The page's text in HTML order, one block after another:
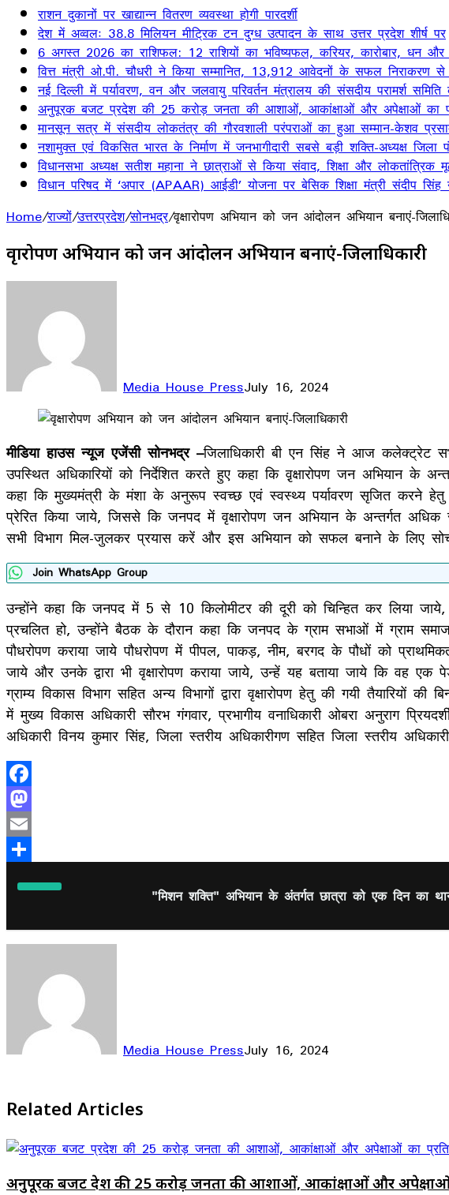
राशन दुकानों पर खाद्यान्न वितरण व्यवस्था होगी पारदर्शी
देश में अव्वलः 38.8 मिलियन मीट्रिक टन दुग्ध उत्पादन के साथ उत्तर प्रदेश शीर्ष पर
6 अगस्त 2026 का राशिफल: 12 राशियों का भविष्यफल, करियर, कारोबार, धन और
वित्त मंत्री ओ.पी. चौधरी ने किया सम्मानित, 13,912 आवेदनों के सफल निराकरण से
नई दिल्ली में पर्यावरण, वन और जलवायु परिवर्तन मंत्रालय की संसदीय परामर्श
अनुपूरक बजट प्रदेश की 25 करोड़ जनता की आशाओं, आकांक्षाओं और अपेक्षाओं का
मानसून सत्र में संसदीय लोकतंत्र की गौरवशाली परंपराओं का हुआ सम्मान-केशव
नशामुक्त एवं विकसित भारत के निर्माण में जनभागीदारी सबसे बड़ी शक्ति-अध्यक्ष जिला
विधानसभा अध्यक्ष सतीश महाना ने छात्राओं से किया संवाद, शिक्षा और लोकतांत्रिक
विधान परिषद में ‘अपार (APAAR) आईडी’ योजना पर बेसिक शिक्षा मंत्री संदीप
Home/राज्यों/उत्तरप्रदेश/सोनभद्र/वृक्षारोपण अभियान को जन आंदोलन अभियान बनाएं-
वृक्षारोपण अभियान को जन आंदोलन अभियान बनाएं-जिलाधिकारी
Media House PressJuly 16, 2024
Facebook
LinkedIn
WhatsApp
Telegram
मीडिया हाउस न्यूज एजेंसी सोनभद्र –जिलाधिकारी बी एन सिंह ने आज कलेक्ट्रेट
उपस्थित अधिकारियों को निर्देशित करते हुए कहा कि वृ़क्षारोपण जन अभियान के
कहा कि मुख्यमंत्री के मंशा के अनुरूप स्वच्छ एवं स्वस्थ्य पर्यावरण सृजित करने
प्रेरित किया जाये, जिससे कि जनपद में वृक्षारोपण जन अभियान के अन्तर्गत
सभी विभाग मिल-जुलकर प्रयास करें और इस अभियान को सफल बनाने के लिए
Join WhatsApp Group
उन्होंने कहा कि जनपद में 5 से 10 किलोमीटर की दूरी को चिन्हित कर लिया
प्रचलित हो, उन्होंने बैठक के दौरान कहा कि जनपद के ग्राम सभाओं में ग्राम
पौधरोपण कराया जाये पौधरोपण में पीपल, पाकड़, नीम, बरगद के पौधों को
जाये और उनके द्वारा भी वृक्षारोपण कराया जाये, उन्हें यह बताया जाये कि वह एक
ग्राम्य विकास विभाग सहित अन्य विभागों द्वारा वृक्षारोपण हेतु की गयी तैयारियों
में मुख्य विकास अधिकारी सौरभ गंगवार, प्रभागीय वनाधिकारी ओबरा अनुराग
अधिकारी विनय कुमार सिंह, जिला स्तरीय अधिकारीगण सहित जिला स्तरीय
Facebook
Mastodon
Email
"मिशन शक्ति" अभियान के अंतर्गत छात्रा को एक दिन का
Media House PressJuly 16, 2024
Related Articles
अनुपूरक बजट प्रदेश की 25 करोड़ जनता की आशाओं, आकांक्षाओं और अपेक्षाओं का